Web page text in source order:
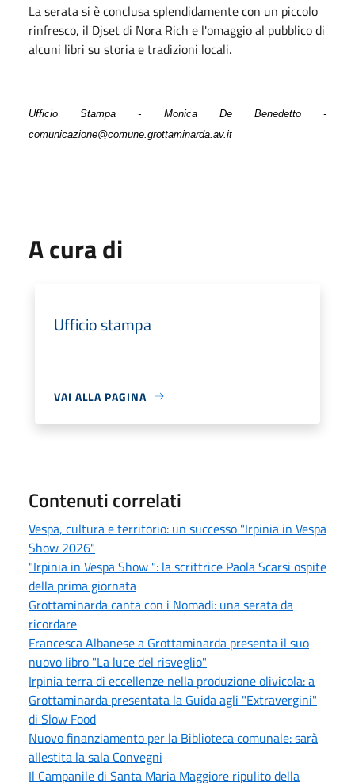
La serata si è conclusa splendidamente con un piccolo
rinfresco, il Djset di Nora Rich e l'omaggio al pubblico di
alcuni libri su storia e tradizioni locali.
Ufficio Stampa - Monica De Benedetto -
comunicazione@comune.grottaminarda.av.it
A cura di
Ufficio stampa
VAI ALLA PAGINA
Contenuti correlati
Vespa, cultura e territorio: un successo "Irpinia in Vespa
Show 2026"
"Irpinia in Vespa Show ": la scrittrice Paola Scarsi ospite
della prima giornata
Grottaminarda canta con i Nomadi: una serata da
ricordare
Francesca Albanese a Grottaminarda presenta il suo
nuovo libro "La luce del risveglio"
Irpinia terra di eccellenze nella produzione olivicola: a
Grottaminarda presentata la Guida agli "Extravergini"
di Slow Food
Nuovo finanziamento per la Biblioteca comunale: sarà
allestita la sala Convegni
Il Campanile di Santa Maria Maggiore ripulito della